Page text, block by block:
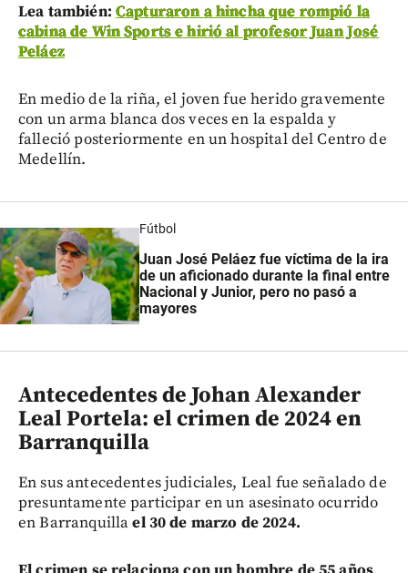
Lea también: Capturaron a hincha que rompió la
cabina de Win Sports e hirió al profesor Juan José
Peláez
En medio de la riña, el joven fue herido gravemente
con un arma blanca dos veces en la espalda y
falleció posteriormente en un hospital del Centro de
Medellín.
Fútbol
Juan José Peláez fue víctima de la ira
de un aficionado durante la final entre
Nacional y Junior, pero no pasó a
mayores
Antecedentes de Johan Alexander
Leal Portela: el crimen de 2024 en
Barranquilla
En sus antecedentes judiciales, Leal fue señalado de
presuntamente participar en un asesinato ocurrido
en Barranquillael 30 de marzo de 2024.